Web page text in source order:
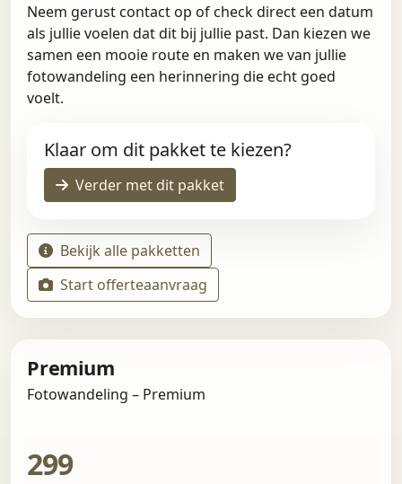
Neem gerust contact op of check direct een datum
als jullie voelen dat dit bij jullie past. Dan kiezen we
samen een mooie route en maken we van jullie
fotowandeling een herinnering die echt goed
voelt.
Klaar om dit pakket te kiezen?
Verder met dit pakket
Bekijk alle pakketten
Start offerteaanvraag
Premium
Fotowandeling – Premium
299